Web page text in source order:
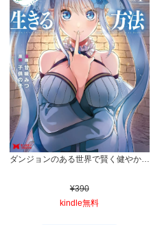
ダンジョンのある世界で賢く健やかに生きる方法（コミック） ： 1 (モンスターコミックス)
¥390
kindle無料